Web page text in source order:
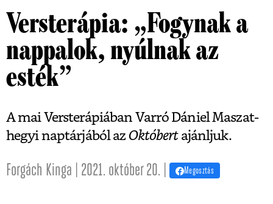
Versterápia: „Fogynak a
nappalok, nyúlnak az
esték”
A mai Versterápiában Varró Dániel Maszat-
hegyi naptárjából az Októbertajánljuk.
Forgách Kinga | 2021. október 20. | Megosztás